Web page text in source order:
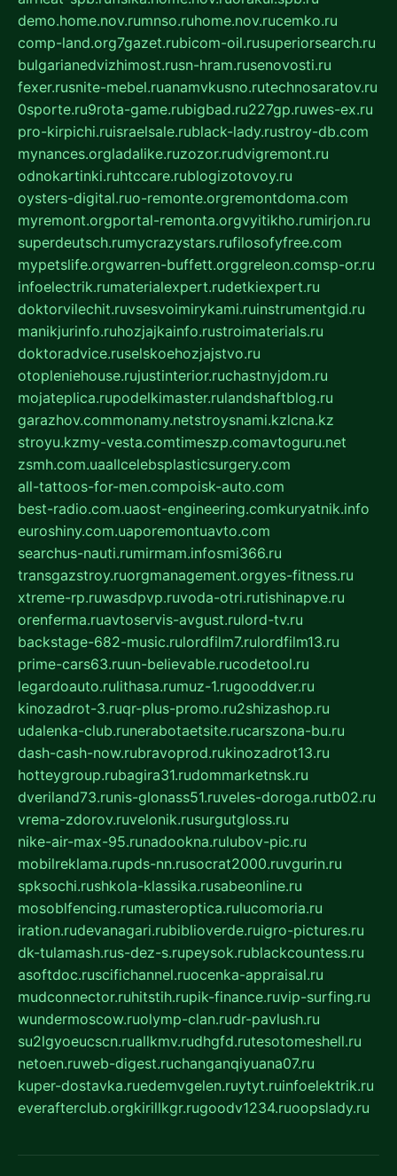
demo.home.nov.rumnso.ruhome.nov.rucemko.ru
comp-land.org7gazet.rubicom-oil.rusuperiorsearch.ru
bulgarianedvizhimost.rusn-hram.rusenovosti.ru
fexer.rusnite-mebel.ruanamvkusno.rutechnosaratov.ru
0sporte.ru9rota-game.rubigbad.ru227gp.ruwes-ex.ru
pro-kirpichi.ruisraelsale.rublack-lady.rustroy-db.com
mynances.orgladalike.ruzozor.rudvigremont.ru
odnokartinki.ruhtccare.rublogizotovoy.ru
oysters-digital.ruo-remonte.orgremontdoma.com
myremont.orgportal-remonta.orgvyitikho.rumirjon.ru
superdeutsch.rumycrazystars.rufilosofyfree.com
mypetslife.orgwarren-buffett.orggreleon.comsp-or.ru
infoelectrik.rumaterialexpert.rudetkiexpert.ru
doktorvilechit.ruvsesvoimirykami.ruinstrumentgid.ru
manikjurinfo.ruhozjajkainfo.rustroimaterials.ru
doktoradvice.ruselskoehozjajstvo.ru
otopleniehouse.rujustinterior.ruchastnyjdom.ru
mojateplica.rupodelkimaster.rulandshaftblog.ru
garazhov.commonamy.netstroysnami.kzlcna.kz
stroyu.kzmy-vesta.comtimeszp.comavtoguru.net
zsmh.com.uaallcelebsplasticsurgery.com
all-tattoos-for-men.compoisk-auto.com
best-radio.com.uaost-engineering.comkuryatnik.info
euroshiny.com.uaporemontuavto.com
searchus-nauti.rumirmam.infosmi366.ru
transgazstroy.ruorgmanagement.orgyes-fitness.ru
xtreme-rp.ruwasdpvp.ruvoda-otri.rutishinapve.ru
orenferma.ruavtoservis-avgust.rulord-tv.ru
backstage-682-music.rulordfilm7.rulordfilm13.ru
prime-cars63.ruun-believable.rucodetool.ru
legardoauto.rulithasa.rumuz-1.rugooddver.ru
kinozadrot-3.ruqr-plus-promo.ru2shizashop.ru
udalenka-club.runerabotaetsite.rucarszona-bu.ru
dash-cash-now.rubravoprod.rukinozadrot13.ru
hotteygroup.rubagira31.rudommarketnsk.ru
dveriland73.runis-glonass51.ruveles-doroga.rutb02.ru
vrema-zdorov.ruvelonik.rusurgutgloss.ru
nike-air-max-95.runadookna.rulubov-pic.ru
mobilreklama.rupds-nn.rusocrat2000.ruvgurin.ru
spksochi.rushkola-klassika.rusabeonline.ru
mosoblfencing.rumasteroptica.rulucomoria.ru
iration.rudevanagari.rubiblioverde.ruigro-pictures.ru
dk-tulamash.rus-dez-s.rupeysok.rublackcountess.ru
asoftdoc.ruscifichannel.ruocenka-appraisal.ru
mudconnector.ruhitstih.rupik-finance.ruvip-surfing.ru
wundermoscow.ruolymp-clan.rudr-pavlush.ru
su2lgyoeucscn.ruallkmv.rudhgfd.rutesotomeshell.ru
netoen.ruweb-digest.ruchanganqiyuana07.ru
kuper-dostavka.ruedemvgelen.ruytyt.ruinfoelektrik.ru
everafterclub.orgkirillkgr.rugoodv1234.ruoopslady.ru